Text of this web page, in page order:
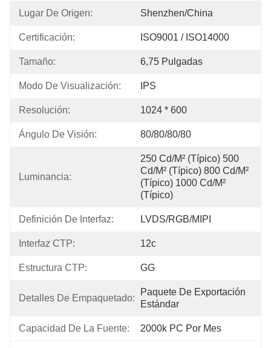
Lugar De Origen: Shenzhen/China
Certificación: ISO9001 / ISO14000
Tamaño: 6,75 Pulgadas
Modo De Visualización: IPS
Resolución: 1024 * 600
Ángulo De Visión: 80/80/80/80
Luminancia:
250 Cd/m² (típico) 500
Cd/m² (típico) 800 Cd/m²
(típico) 1000 Cd/m²
(típico)
Definición De Interfaz: LVDS/RGB/MIPI
Interfaz CTP: 12c
Estructura CTP: GG
Detalles De Empaquetado:
Paquete De Exportación
Estándar
Capacidad De La Fuente: 2000k PC Por Mes